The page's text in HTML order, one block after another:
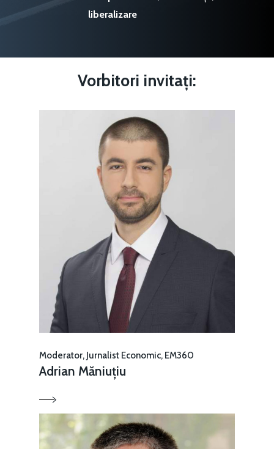
liberalizare
Vorbitori invitați:
Moderator, Jurnalist Economic, EM360
Adrian Măniuțiu